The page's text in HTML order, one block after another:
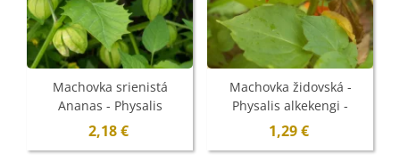
Machovka srienistá
Ananas - Physalis
pruinosa - semená - 200
2,18 €
Machovka židovská -
Physalis alkekengi -
semená - 30 ks
1,29 €